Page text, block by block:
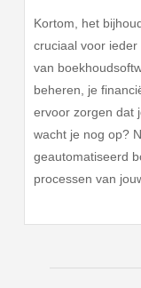
Kortom, het
cruciaal voor
van
beheren, je
ervoor zorgen dat
wacht je nog op?
geautomatiseerd
processen van